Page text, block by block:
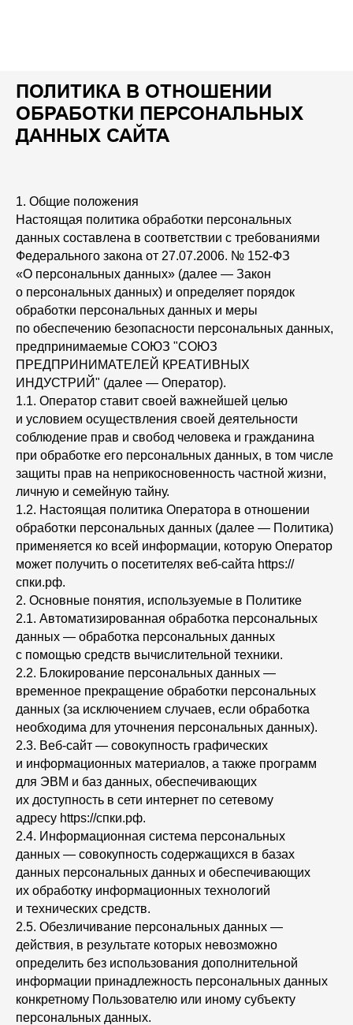
ПОЛИТИКА В ОТНОШЕНИИ
ОБРАБОТКИ ПЕРСОНАЛЬНЫХ
ДАННЫХ САЙТА
1. Общие положения
Настоящая политика обработки персональных
данных составлена в соответствии с требованиями
Федерального закона от 27.07.2006. № 152-ФЗ
«О персональных данных» (далее — Закон
о персональных данных) и определяет порядок
обработки персональных данных и меры
по обеспечению безопасности персональных данных,
предпринимаемые СОЮЗ "СОЮЗ
ПРЕДПРИНИМАТЕЛЕЙ КРЕАТИВНЫХ
ИНДУСТРИЙ" (далее — Оператор).
1.1. Оператор ставит своей важнейшей целью
и условием осуществления своей деятельности
соблюдение прав и свобод человека и гражданина
при обработке его персональных данных, в том числе
защиты прав на неприкосновенность частной жизни,
личную и семейную тайну.
1.2. Настоящая политика Оператора в отношении
обработки персональных данных (далее — Политика)
применяется ко всей информации, которую Оператор
может получить о посетителях веб-сайта https://
спки.рф.
2. Основные понятия, используемые в Политике
2.1. Автоматизированная обработка персональных
данных — обработка персональных данных
с помощью средств вычислительной техники.
2.2. Блокирование персональных данных —
временное прекращение обработки персональных
данных (за исключением случаев, если обработка
необходима для уточнения персональных данных).
2.3. Веб-сайт — совокупность графических
и информационных материалов, а также программ
для ЭВМ и баз данных, обеспечивающих
их доступность в сети интернет по сетевому
адресу https://спки.рф.
2.4. Информационная система персональных
данных — совокупность содержащихся в базах
данных персональных данных и обеспечивающих
их обработку информационных технологий
и технических средств.
2.5. Обезличивание персональных данных —
действия, в результате которых невозможно
определить без использования дополнительной
информации принадлежность персональных данных
конкретному Пользователю или иному субъекту
персональных данных.